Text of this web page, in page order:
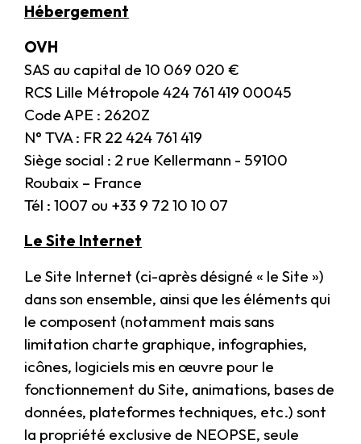
Hébergement
OVH
SAS au capital de 10 069 020 €
RCS Lille Métropole 424 761 419 00045
Code APE : 2620Z
N° TVA : FR 22 424 761 419
Siège social : 2 rue Kellermann - 59100
Roubaix – France
Tél : 1007 ou +33 9 72 10 10 07
Le Site Internet
Le Site Internet (ci-après désigné « le Site »)
dans son ensemble, ainsi que les éléments qui
le composent (notamment mais sans
limitation charte graphique, infographies,
icônes, logiciels mis en œuvre pour le
fonctionnement du Site, animations, bases de
données, plateformes techniques, etc.) sont
la propriété exclusive de NEOPSE, seule